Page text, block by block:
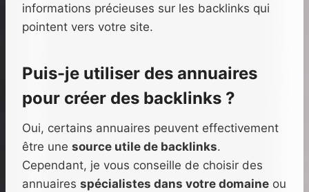
informations précieuses sur les backlinks qui
pointent vers votre site.
Puis-je utiliser des annuaires
pour créer des backlinks ?
Oui, certains annuaires peuvent effectivement
être une source utile de backlinks.
Cependant, je vous conseille de choisir des
annuaires spécialistes dans votre domaine ou